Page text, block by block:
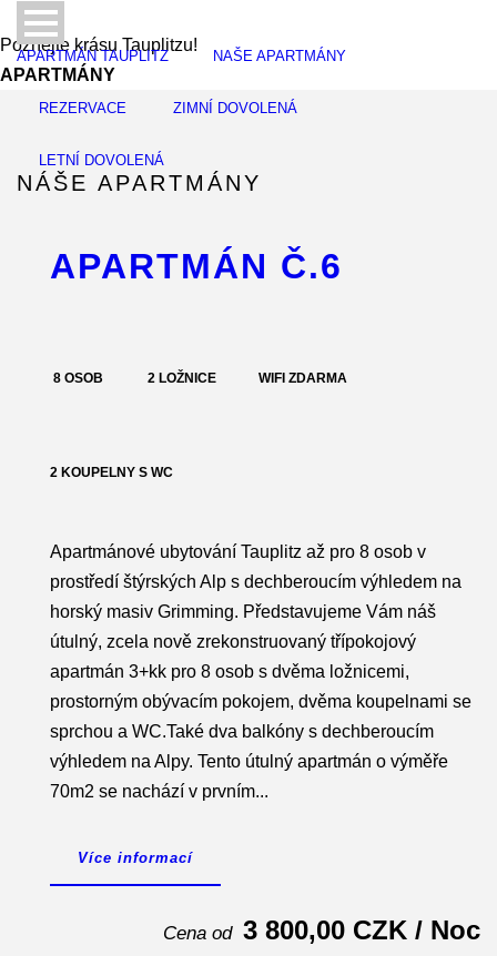
APARTMÁN TAUPLITZ NAŠE APARTMÁNY
REZERVACE ZIMNÍ DOVOLENÁ
LETNÍ DOVOLENÁ
Poznejte krásu Tauplitzu!
APARTMÁNY
NÁŠE APARTMÁNY
APARTMÁN Č.6
8 OSOB 2 LOŽNICE WIFI ZDARMA
2 KOUPELNY S WC
Apartmánové ubytování Tauplitz až pro 8 osob v
prostředí štýrských Alp s dechberoucím výhledem na
horský masiv Grimming. Představujeme Vám náš
útulný, zcela nově zrekonstruovaný třípokojový
apartmán 3+kk pro 8 osob s dvěma ložnicemi,
prostorným obývacím pokojem, dvěma koupelnami se
sprchou a WC.Také dva balkóny s dechberoucím
výhledem na Alpy. Tento útulný apartmán o výměře
70m2 se nachází v prvním...
Více informací
Cena od 3 800,00 CZK / Noc